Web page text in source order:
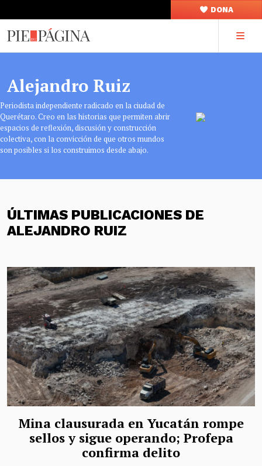
DONA
Alejandro Ruiz
Periodista independiente radicado en la ciudad de
Querétaro. Creo en las historias que permiten abrir
espacios de reflexión, discusión y construcción
colectiva, con la convicción de que otros mundos
son posibles si los construimos desde abajo.
ÚLTIMAS PUBLICACIONES DE
ALEJANDRO RUIZ
Mina clausurada en Yucatán rompe
sellos y sigue operando; Profepa
confirma delito